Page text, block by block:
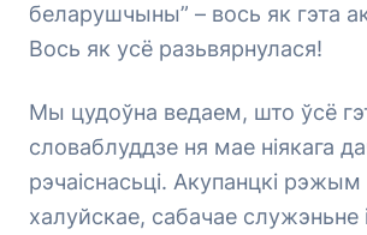
беларушчыны” – вось як гэта
Вось як усё разьвярнулася!
Мы цудоўна ведаем, што ўсё
словаблуддзе ня мае ніякага
рэчаіснасьці. Акупанцкі
халуйскае, сабачае служэньне